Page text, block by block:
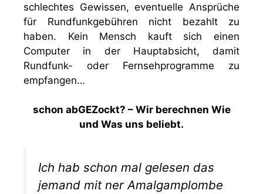
schlechtes Gewissen, eventuelle Ansprüche
für Rundfunkgebühren nicht bezahlt zu
haben. Kein Mensch kauft sich einen
Computer in der Hauptabsicht, damit
Rundfunk- oder Fernsehprogramme zu
empfangen…
schon abGEZockt? – Wir berechnen Wie
und Was uns beliebt.
Ich hab schon mal gelesen das
jemand mit ner Amalgamplombe